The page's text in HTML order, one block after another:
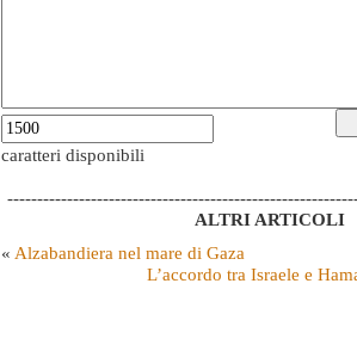
caratteri disponibili
ALTRI ARTICOLI
« Alzabandiera nel mare di Gaza
L’accordo tra Israele e